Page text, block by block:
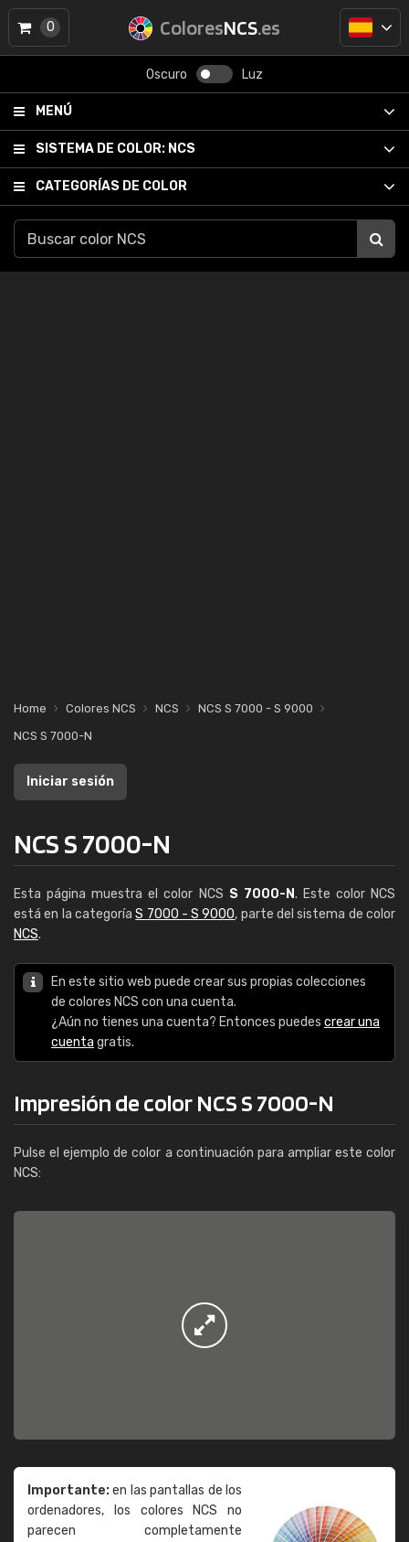
ColoresNCS.es
Oscuro Luz
MENÚ
SISTEMA DE COLOR: NCS
CATEGORÍAS DE COLOR
0
Home Colores NCS NCS
NCS S 7000 - S 9000
NCS S 7000-N
Iniciar sesión
NCS S 7000-N
Esta página muestra el color NCS S 7000-N. Este color NCS
está en la categoríaS 7000 - S 9000, parte del sistema de color
NCS.
En este sitio web puede crear sus propias colecciones
de colores NCS con una cuenta.
¿Aún no tienes una cuenta? Entonces puedes crear una
cuenta gratis.
Impresión de color NCS S 7000-N
Pulse el ejemplo de color a continuación para ampliar este color
NCS:
Importante:en las pantallas de los
ordenadores, los colores NCS no
parecen completamente